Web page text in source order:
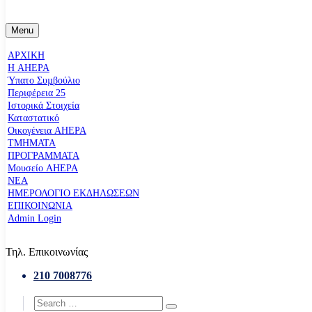
Menu
ΑΡΧΙΚΗ
Η AHEPA
Ύπατο Συµβούλιο
Περιφέρεια 25
Ιστορικά Στοιχεία
Καταστατικό
Οικογένεια AHEPA
ΤΜΗΜΑΤΑ
ΠΡΟΓΡΑΜΜΑΤΑ
Μουσείο AHEPA
ΝΕΑ
ΗΜΕΡΟΛΟΓΙΟ ΕΚΔΗΛΩΣΕΩΝ
ΕΠΙΚΟΙΝΩΝΙΑ
Admin Login
Τηλ. Επικοινωνίας
210 7008776